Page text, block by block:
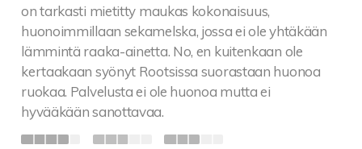
on tarkasti mietitty maukas kokonaisuus,
huonoimmillaan sekamelska, jossa ei ole yhtäkään
lämmintä raaka-ainetta. No, en kuitenkaan ole
kertaakaan syönyt Rootsissa suorastaan huonoa
ruokaa. Palvelusta ei ole huonoa mutta ei
hyvääkään sanottavaa.